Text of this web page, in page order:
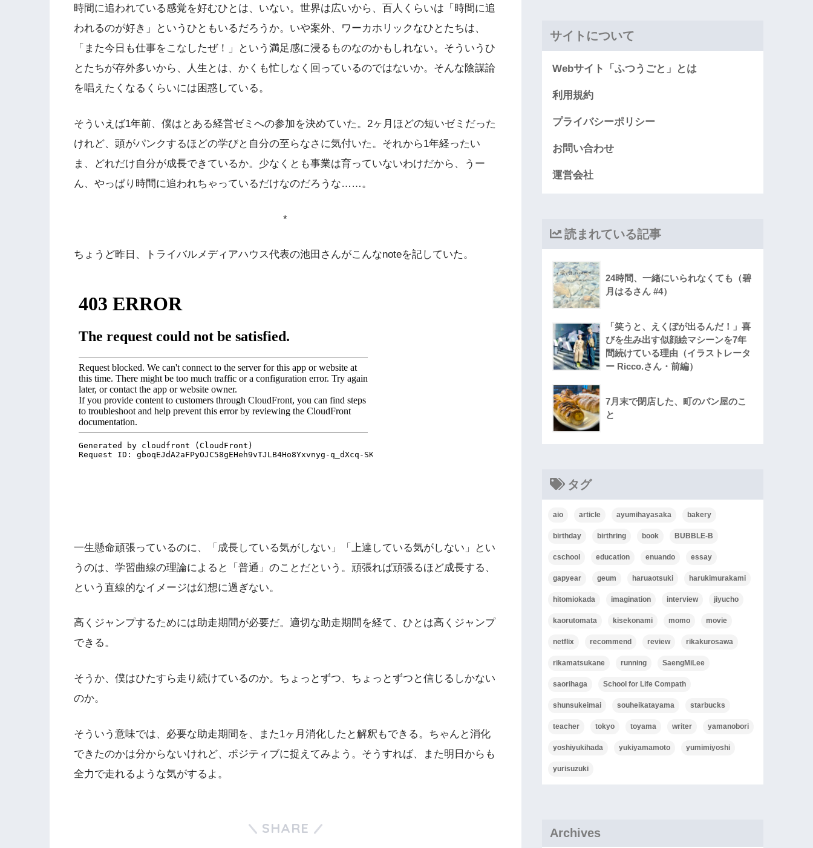
時間に追われている感覚を好むひとは、いない。世界は広いから、百人くらいは「時間に追
われるのが好き」というひともいるだろうか。いや案外、ワーカホリックなひとたちは、
「また今日も仕事をこなしたぜ！」という満足感に浸るものなのかもしれない。そういうひ
とたちが存外多いから、人生とは、かくも忙しなく回っているのではないか。そんな陰謀論
を唱えたくなるくらいには困惑している。
そういえば1年前、僕はとある経営ゼミへの参加を決めていた。2ヶ月ほどの短いゼミだった
けれど、頭がパンクするほどの学びと自分の至らなさに気付いた。それから1年経ったい
ま、どれだけ自分が成長できているか。少なくとも事業は育っていないわけだから、うー
ん、やっぱり時間に追われちゃっているだけなのだろうな……。
*
ちょうど昨日、トライバルメディアハウス代表の池田さんがこんなnoteを記していた。
一生懸命頑張っているのに、「成長している気がしない」「上達している気がしない」とい
うのは、学習曲線の理論によると「普通」のことだという。頑張れば頑張るほど成長する、
という直線的なイメージは幻想に過ぎない。
高くジャンプするためには助走期間が必要だ。適切な助走期間を経て、ひとは高くジャンプ
できる。
そうか、僕はひたすら走り続けているのか。ちょっとずつ、ちょっとずつと信じるしかない
のか。
そういう意味では、必要な助走期間を、また1ヶ月消化したと解釈もできる。ちゃんと消化
できたのかは分からないけれど、ポジティブに捉えてみよう。そうすれば、また明日からも
全力で走れるような気がするよ。
SHARE
サイトについて
Webサイト「ふつうごと」とは
利用規約
プライバシーポリシー
お問い合わせ
運営会社
読まれている記事
24時間、一緒にいられなくても（碧
月はるさん #4）
「笑うと、えくぼが出るんだ！」喜
びを生み出す似顔絵マシーンを7年
間続けている理由（イラストレータ
ー Ricco.さん・前編）
7月末で閉店した、町のパン屋のこ
と
タグ
aio article ayumihayasaka bakery
birthday birthring book BUBBLE-B
cschool education enuando essay
gapyear geum haruaotsuki harukimurakami
hitomiokada imagination interview jiyucho
kaorutomata kisekonami momo movie
netflix recommend review rikakurosawa
rikamatsukane running SaengMiLee
saorihaga School for Life Compath
shunsukeimai souheikatayama starbucks
teacher tokyo toyama writer yamanobori
yoshiyukihada yukiyamamoto yumimiyoshi
yurisuzuki
Archives